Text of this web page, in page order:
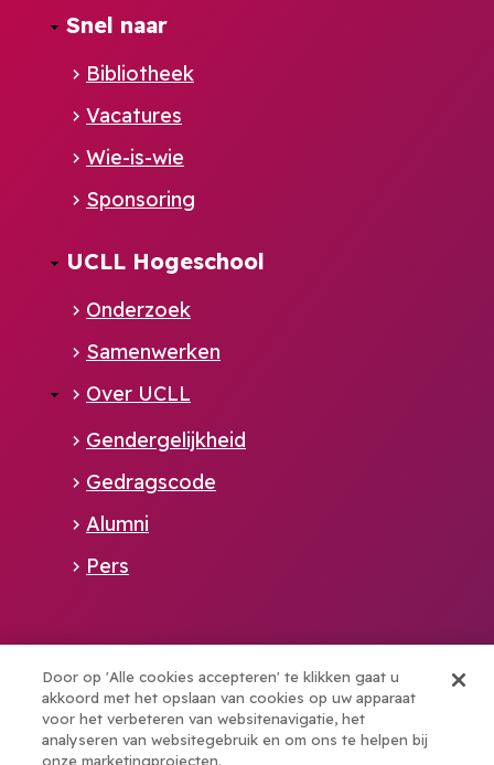
Footer
NL
Snel naar
Bibliotheek
Vacatures
Wie-is-wie
Sponsoring
UCLL Hogeschool
Onderzoek
Samenwerken
Over UCLL
Gendergelijkheid
Gedragscode
Alumni
Pers
Boost your talents with elev8
Door op 'Alle cookies accepteren' te klikken gaat u
akkoord met het opslaan van cookies op uw apparaat
voor het verbeteren van websitenavigatie, het
analyseren van websitegebruik en om ons te helpen bij
onze marketingprojecten.